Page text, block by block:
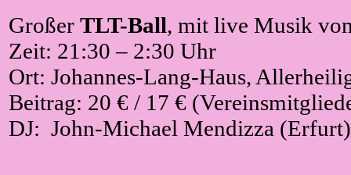
Großer TLT-Ball, mit live Musik
Zeit: 21:30 – 2:30 Uhr
Ort: Johannes-Lang-Haus,
Beitrag: 20 € / 17 €
DJ: John-Michael Mendizza (Erfurt)